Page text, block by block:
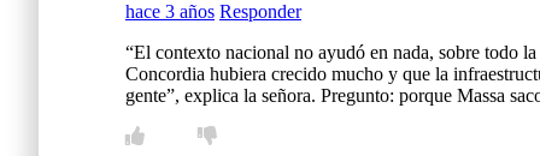
hace 3 años Responder
“El contexto nacional no ayudó en nada, sobre todo
Concordia hubiera crecido mucho y que la
gente”, explica la señora. Pregunto: porque Massa